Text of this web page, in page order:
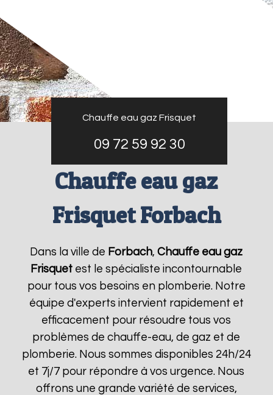
Chauffe eau gaz Frisquet
09 72 59 92 30
Chauffe eau gaz
Frisquet Forbach
Dans la ville de Forbach,Chauffe eau gaz
Frisquet est le spécialiste incontournable
pour tous vos besoins en plomberie. Notre
équipe d'experts intervient rapidement et
efficacement pour résoudre tous vos
problèmes de chauffe-eau, de gaz et de
plomberie. Nous sommes disponibles 24h/24
et 7j/7 pour répondre à vos urgence. Nous
offrons une grande variété de services,